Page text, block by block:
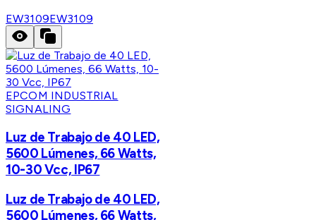
EW3109EW3109
EPCOM INDUSTRIAL
SIGNALING
Luz de Trabajo de 40 LED,
5600 Lúmenes, 66 Watts,
10-30 Vcc, IP67
Luz de Trabajo de 40 LED,
5600 Lúmenes, 66 Watts,